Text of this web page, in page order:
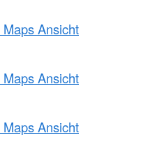
Ansicht
Ansicht
Ansicht